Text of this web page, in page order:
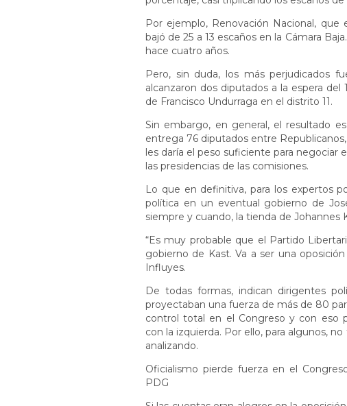
Por ejemplo, Renovación Nacional,
bajó de 25 a 13 escaños en la Cámara
hace cuatro años.
Pero, sin duda, los más perjudicados
alcanzaron dos diputados a la espera
de Francisco Undurraga en el distrito 11.
Sin embargo, en general, el resultado
entrega 76 diputados entre
les daría el peso suficiente para negociar
las presidencias de las comisiones.
Lo que en definitiva, para los expertos
política en un eventual gobierno de
siempre y cuando, la tienda de
“Es muy probable que el Partido
gobierno de Kast. Va a ser una
Influyes.
De todas formas, indican dirigentes
proyectaban una fuerza de más de 80
control total en el Congreso y con eso
con la izquierda. Por ello, para algunos,
analizando.
Oficialismo pierde fuerza en el
PDG